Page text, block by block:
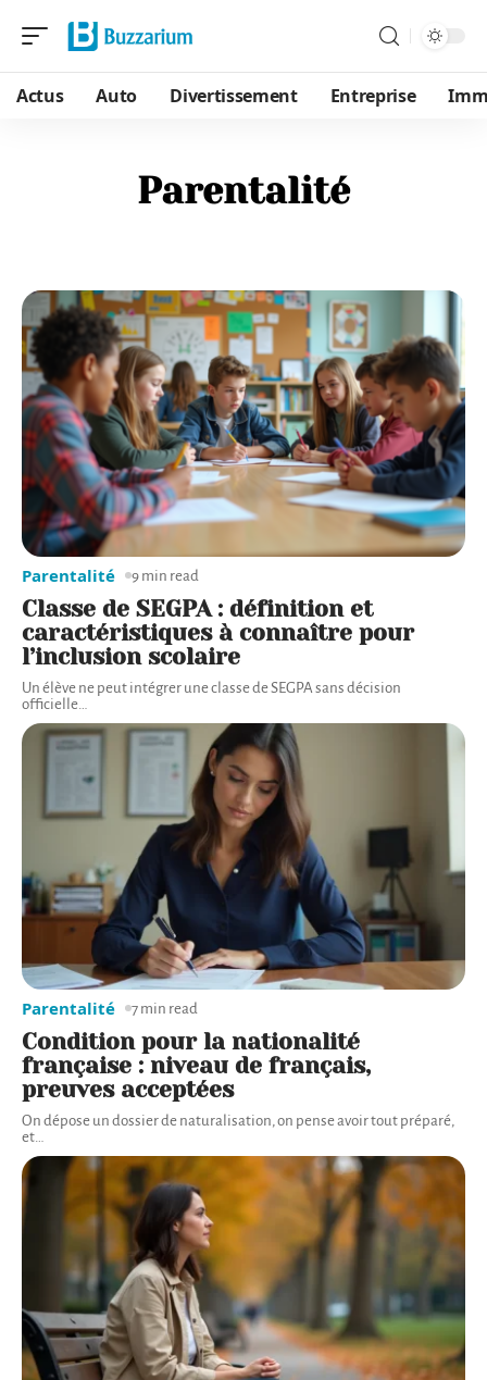
Actus Auto Divertissement Entreprise
Parentalité
Classe de SEGPA : définition et
caractéristiques à connaître pour
l’inclusion scolaire
Un élève ne peut intégrer une classe de SEGPA sans décision
officielle
Parentalité 9 min read
Condition pour la nationalité
française : niveau de français,
preuves acceptées
On dépose un dossier de naturalisation, on pense avoir tout préparé,
et
Parentalité 7 min read